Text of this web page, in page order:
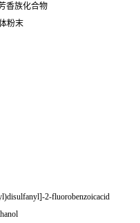
香族化合物
粉末
2-fluorobenzoicacid